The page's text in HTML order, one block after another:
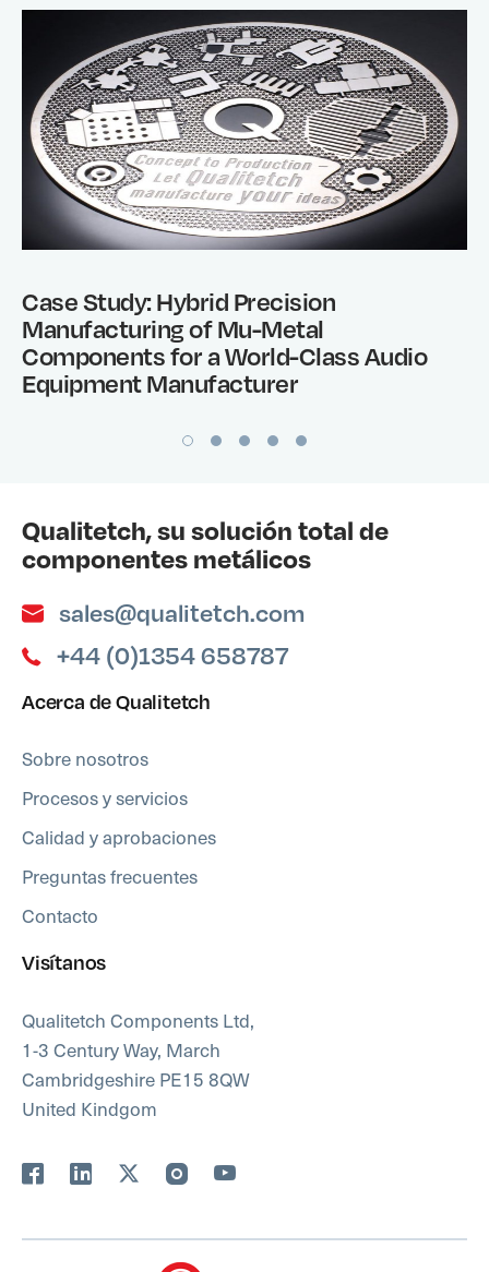
Case Study: Hybrid Precision
Manufacturing of Mu-Metal
Components for a World-Class Audio
Equipment Manufacturer
Qualitetch, su solución total de
componentes metálicos
sales@qualitetch.com
+44 (0)1354 658787
Acerca de Qualitetch
Sobre nosotros
Procesos y servicios
Calidad y aprobaciones
Preguntas frecuentes
Contacto
Visítanos
Qualitetch Components Ltd,
1-3 Century Way, March
Cambridgeshire PE15 8QW
United Kindgom